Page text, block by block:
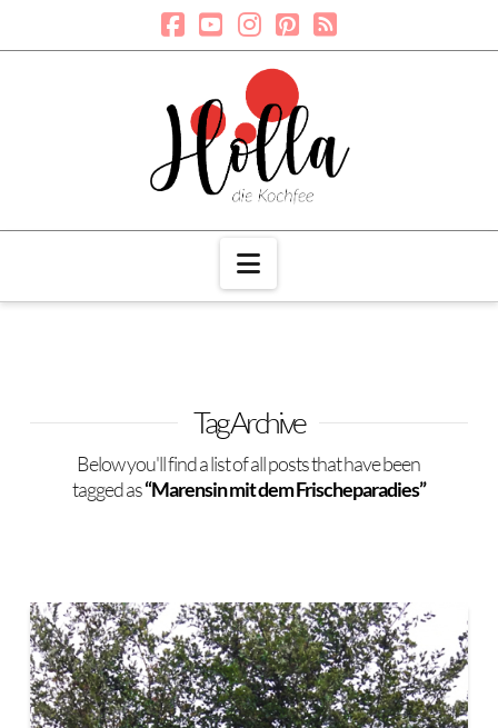
Navigation
Tag Archive
Below you'll find a list of all posts that have been
tagged as“Marensin mit dem Frischeparadies”